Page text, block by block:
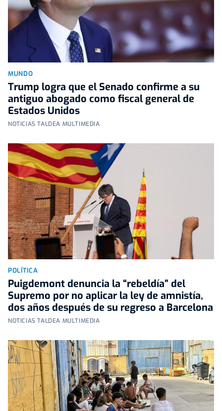
MUNDO
Trump logra que el Senado confirme a su
antiguo abogado como fiscal general de
Estados Unidos
NOTICIAS TALDEA MULTIMEDIA
POLÍTICA
Puigdemont denuncia la “rebeldía” del
Supremo por no aplicar la ley de amnistía,
dos años después de su regreso a Barcelona
NOTICIAS TALDEA MULTIMEDIA